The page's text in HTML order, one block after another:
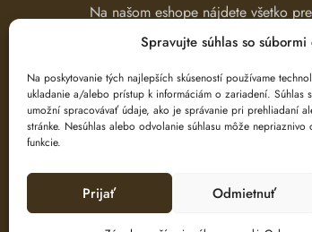
Spravujte súhlas so súbormi
Na poskytovanie tých najlepších skúseností používame
ukladanie a/alebo prístup k informáciám o zariadení. Súhlas
umožní spracovávať údaje, ako je správanie pri prehliadaní
stránke. Nesúhlas alebo odvolanie súhlasu môže nepriaznivo
funkcie.
Prijať Odmietnuť
Na našom eshope nájdete všetko pre
les a záhradu. Od pracovného
oblečenia, nástrojov na ťažbu a
spracovanie dreva až po ručné
náradie.